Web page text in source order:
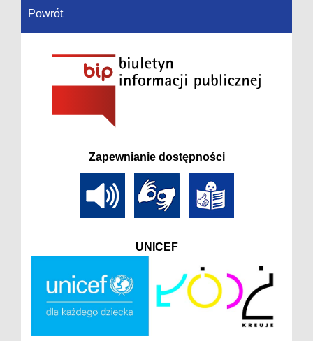
Powrót
Zapewnianie dostępności
UNICEF